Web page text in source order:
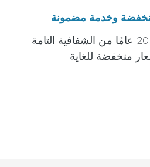
وخدمة مضمونة
ما يقرب من 20 عامًا من الشفافية التامة
منخفضة للغاية